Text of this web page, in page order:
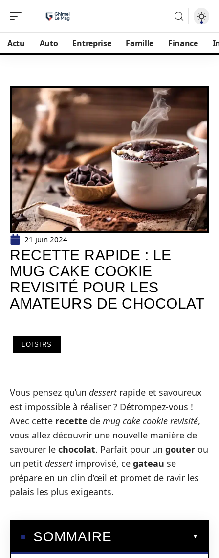
Actu Auto Entreprise Famille Finance
21 juin 2024
RECETTE RAPIDE : LE
MUG CAKE COOKIE
REVISITÉ POUR LES
AMATEURS DE CHOCOLAT
LOISIRS
Vous pensez qu’un dessertrapide et savoureux
est impossible à réaliser ? Détrompez-vous !
Avec cette recette de mug cake cookie revisité,
vous allez découvrir une nouvelle manière de
savourer le chocolat. Parfait pour un gouter ou
un petit dessertimprovisé, ce gateau se
prépare en un clin d’œil et promet de ravir les
palais les plus exigeants.
SOMMAIRE